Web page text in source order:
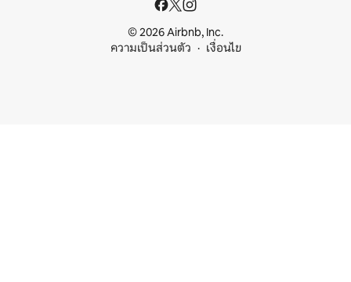
© 2026 Airbnb, Inc.
ความเป็นส่วนตัว
เงื่อนไข